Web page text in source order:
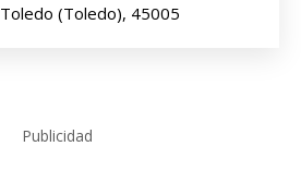
Toledo (Toledo), 45005
Publicidad